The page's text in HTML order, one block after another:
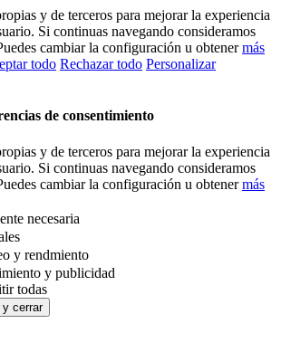
y de terceros para mejorar la experiencia
Si continuas navegando consideramos
cambiar la configuración u obtenermás
todo Rechazar todo Personalizar
de consentimiento
y de terceros para mejorar la experiencia
Si continuas navegando consideramos
cambiar la configuración u obtenermás
necesaria
y rendmiento
y publicidad
todas
y cerrar